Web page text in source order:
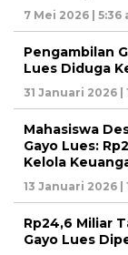
7 Mei 2026 | 5:36
Pengambilan
Lues Diduga
31 Januari 2026 |
Mahasiswa
Gayo Lues:
Kelola
13 Januari 2026 |
Rp24,6 Miliar
Gayo Lues